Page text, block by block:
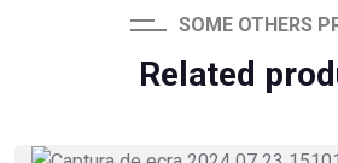
SOME OTHERS
Related